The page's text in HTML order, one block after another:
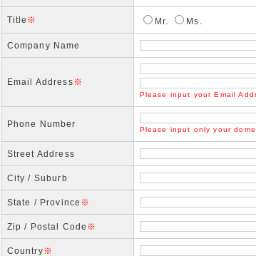
Title ※ Mr. Ms.
Company Name
Email Address※
Please input your Email
Phone Number
Please input only your
Street Address
City / Suburb
State / Province ※
Zip / Postal Code ※
Country※